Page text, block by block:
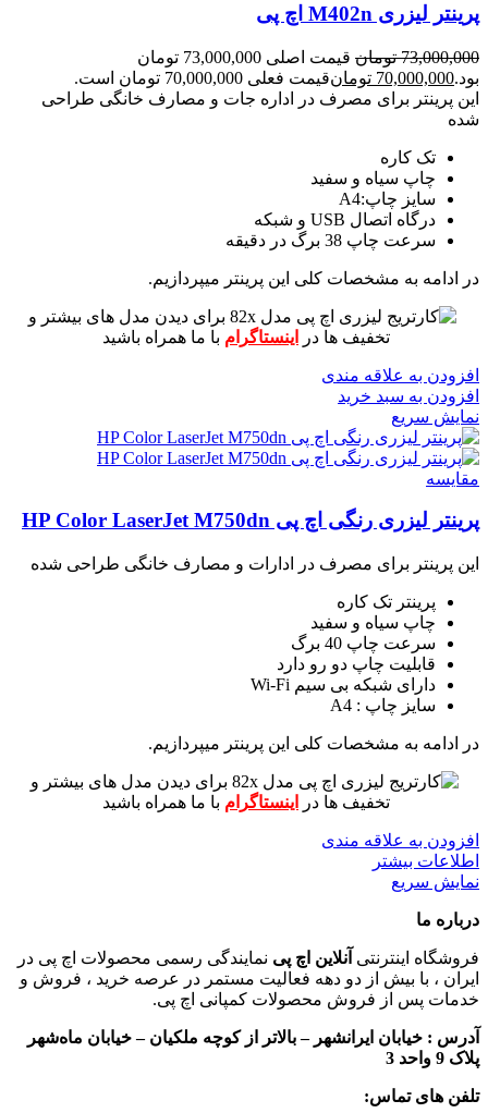
پرینتر لیزری M402n اچ پی
73,000,000 تومان
قیمت اصلی 73,000,000 تومان
بود.70,000,000 تومانقیمت فعلی 70,000,000 تومان است.
این پرینتر برای مصرف در اداره جات و مصارف خانگی طراحی
شده
تک کاره
چاپ سیاه و سفید
سایز چاپ:A4
درگاه اتصال USB و شبکه
سرعت چاپ 38 برگ در دقیقه
در ادامه به مشخصات کلی این پرینتر میپردازیم.
برای دیدن مدل های بیشتر و
تخفیف ها در
اینستاگرام با ما همراه باشید
افزودن به علاقه مندی
افزودن به سبد خرید
نمایش سریع
مقايسه
پرینتر لیزری رنگی اچ پی HP Color LaserJet M750dn
این پرینتر برای مصرف در ادارات و مصارف خانگی طراحی شده
پرینتر تک کاره
چاپ سیاه و سفید
سرعت چاپ 40 برگ
قابلیت چاپ دو رو دارد
دارای شبکه بی سیم Wi-Fi
سایز چاپ : A4
در ادامه به مشخصات کلی این پرینتر میپردازیم.
برای دیدن مدل های بیشتر و
تخفیف ها در
اینستاگرام با ما همراه باشید
افزودن به علاقه مندی
اطلاعات بیشتر
نمایش سریع
درباره ما
فروشگاه اینترنتی آنلاین اچ پی نمایندگی رسمی محصولات اچ پی در
ایران ، با بیش از دو دهه فعالیت مستمر در عرصه خرید ، فروش و
خدمات پس از فروش محصولات کمپانی اچ پی.
آدرس : خیابان ایرانشهر – بالاتر از کوچه ملکیان – خیابان ماه‌شهر
پلاک 9 واحد 3
تلفن های تماس: